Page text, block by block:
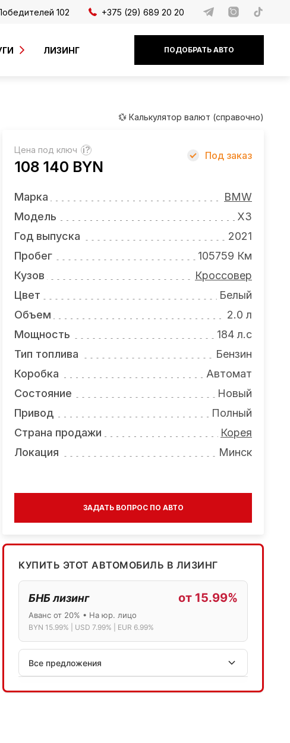
102 +375 (29) 689 20 20
ЛИЗИНГ ПОДОБРАТЬ АВТО
💱 Калькулятор валют (справочно)
Цена под ключ ?
108 140 BYN
Под заказ
Марка
BMW
Модель
X3
Год выпуска
2021
Пробег
105759 Км
Кузов
Кроссовер
Цвет
Белый
Объем
2.0 л
Мощность
184 л.с
Тип топлива
Бензин
Коробка
Автомат
Состояние
Новый
Привод
Полный
Страна продажи
Корея
Локация
Минск
ЗАДАТЬ ВОПРОС ПО АВТО
КУПИТЬ ЭТОТ АВТОМОБИЛЬ В ЛИЗИНГ
БНБ лизинг от 15.99%
Аванс от 20% • На юр. лицо
BYN 15.99% | USD 7.99% | EUR 6.99%
Все предложения
АСБ лизинг